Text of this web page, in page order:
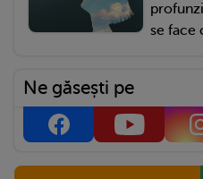
se face
Ne găsești pe